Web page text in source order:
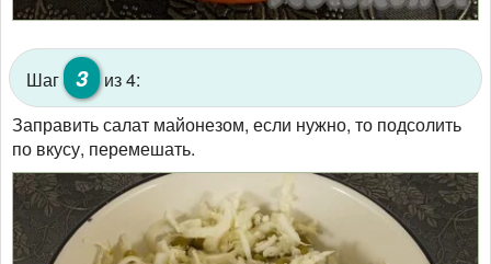
Шаг 3
из 4:
Заправить салат майонезом, если нужно, то подсолить
по вкусу, перемешать.